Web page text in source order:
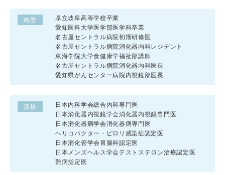
略歴
県立岐阜高等学校卒業
愛知医科大学医学部医学科卒業
名古屋セントラル病院初期研修医
名古屋セントラル病院消化器内科レジデント
東海学院大学食健康学福祉部講師
名古屋セントラル病院消化器内科医長
愛知県がんセンター病院内視鏡部医長
資格
日本内科学会総合内科専門医
日本消化器内視鏡学会消化器内視鏡専門医
日本消化器病学会消化器病専門医
ヘリコバクター・ピロリ感染症認定医
日本消化管学会胃腸科認定医
日本メンズヘルス学会テストステロン治療認定医
難病指定医